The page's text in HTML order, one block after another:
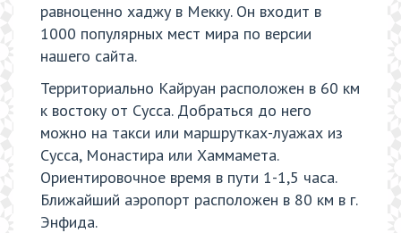
равноценно хаджу в Мекку. Он входит в
1000 популярных мест мира по версии
нашего сайта.
Территориально Кайруан расположен в 60 км
к востоку от Сусса. Добраться до него
можно на такси или маршрутках-луажах из
Сусса, Монастира или Хаммамета.
Ориентировочное время в пути 1-1,5 часа.
Ближайший аэропорт расположен в 80 км в г.
Энфида.